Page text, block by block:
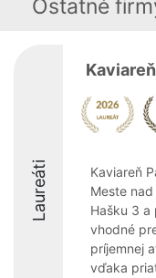
Ostatné
Laureáti
Kaviareň
Meste
Hašku 3 a
vhodné
príjemnej
vďaka